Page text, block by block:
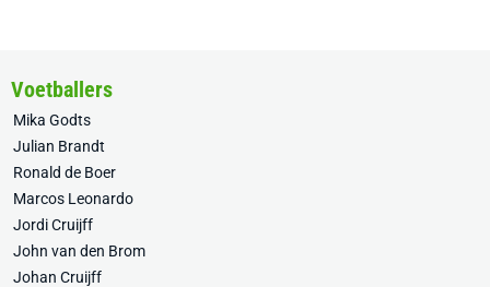
Voetballers
Mika Godts
Julian Brandt
Ronald de Boer
Marcos Leonardo
Jordi Cruijff
John van den Brom
Johan Cruijff